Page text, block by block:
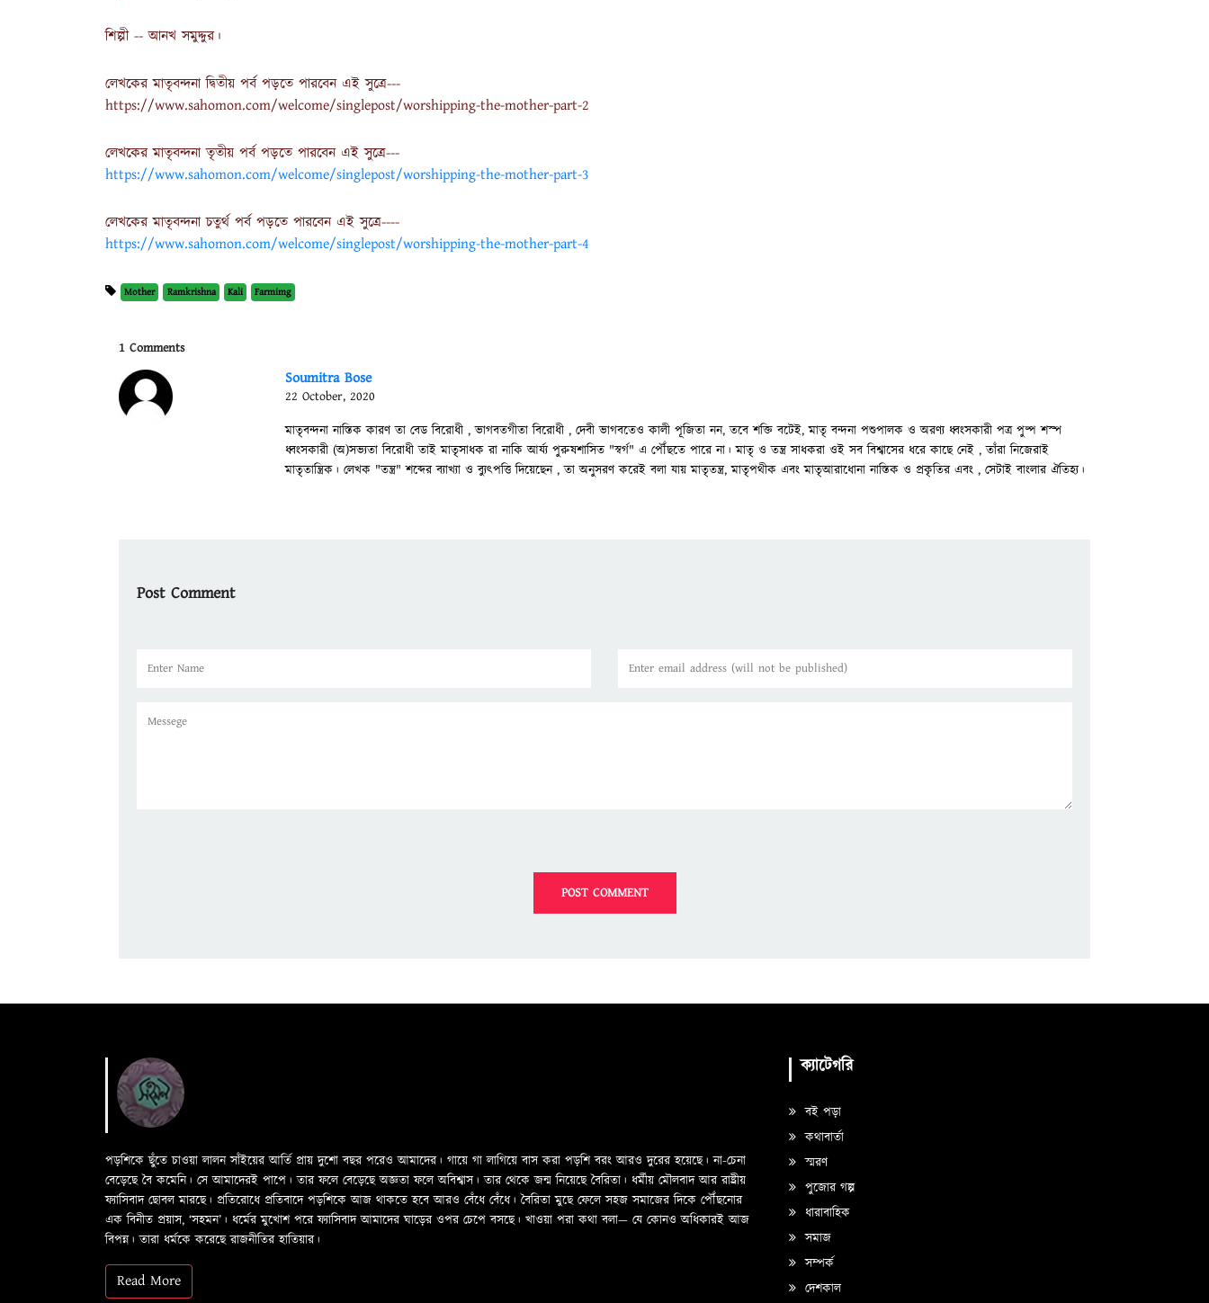
শিল্পী -- আনখ সমুদ্দুর।
লেখকের মাতৃবন্দনা দ্বিতীয় পর্ব পড়তে পারবেন এই সুত্রে---
https://www.sahomon.com/welcome/singlepost/worshipping-the-mother-part-2
লেখকের মাতৃবন্দনা তৃতীয় পর্ব পড়তে পারবেন এই সুত্রে---
https://www.sahomon.com/welcome/singlepost/worshipping-the-mother-part-3
লেখকের মাতৃবন্দনা চতুর্থ পর্ব পড়তে পারবেন এই সুত্রে----
https://www.sahomon.com/welcome/singlepost/worshipping-the-mother-part-4
Mother Ramkrishna Kali Farmimg
1 Comments
Soumitra Bose
22 October, 2020
মাতৃবন্দনা নাস্তিক কারণ তা বেড বিরোধী , ভাগবতগীতা বিরোধী , দেবী ভাগবতেও কালী পূজিতা নন, তবে শক্তি বটেই, মাতৃ বন্দনা পশুপালক ও অরণ্য ধ্বংসকারী পত্র পুষ্প শস্প
ধ্বংসকারী (অ)সভ্যতা বিরোধী তাই মাতৃসাধক রা নাকি আর্য্য পুরুষশাসিত "স্বর্গ" এ পৌঁছতে পারে না। মাতৃ ও তন্ত্র সাধকরা ওই সব বিশ্বাসের ধরে কাছে নেই , তাঁরা নিজেরাই
মাতৃতান্ত্রিক। লেখক "তন্ত্র" শব্দের ব্যাখ্যা ও ব্যুৎপত্তি দিয়েছেন , তা অনুসরণ করেই বলা যায় মাতৃতন্ত্র, মাতৃপথীক এবং মাতৃআরাধোনা নাস্তিক ও প্রকৃতির এবং , সেটাই বাংলার ঐতিহ্য।
Post Comment
পড়শিকে ছুঁতে চাওয়া লালন সাঁইয়ের আর্তি প্রায় দুশো বছর পরেও আমাদের। গায়ে গা লাগিয়ে বাস করা পড়শি বরং আরও দুরের হয়েছে। না-চেনা
বেড়েছে বৈ কমেনি। সে আমাদেরই পাপে। তার ফলে বেড়েছে অজ্ঞতা ফলে অবিশ্বাস। তার থেকে জন্ম নিয়েছে বৈরিতা। ধর্মীয় মৌলবাদ আর রাষ্ট্রীয়
ফ্যাসিবাদ ছোবল মারছে। প্রতিরোধে প্রতিবাদে পড়শিকে আজ থাকতে হবে আরও বেঁধে বেঁধে। বৈরিতা মুছে ফেলে সহজ সমাজের দিকে পৌঁছনোর
এক বিনীত প্রয়াস, ‘সহমন’। ধর্মের মুখোশ পরে ফ্যাসিবাদ আমাদের ঘাড়ের ওপর চেপে বসছে। খাওয়া পরা কথা বলা—­­ যে কোনও অধিকারই আজ
বিপন্ন। তারা ধর্মকে করেছে রাজনীতির হাতিয়ার।
Read More
ক্যাটেগরি
বই পড়া
কথাবার্তা
স্মরণ
পুজোর গল্প
ধারাবাহিক
সমাজ
সম্পর্ক
দেশকাল